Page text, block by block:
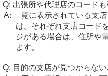
出張所や代理店のコード
一覧に表示されている支
は、それぞれ支店コード
ジがある場合は、住所や
ます。
目的の支店が見つからな